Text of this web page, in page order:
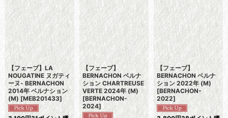
【フェーブ】LA
NOUGATINE ヌガティ
ーヌ- BERNACHON
2014年 ベルナション
(M) [MEB201433]
【フェーブ】
BERNACHON ベルナ
ション CHARTREUSE
VERTE 2024年 (M)
[BERNACHON-
2024]
【フェーブ】
BERNACHON ベルナ
ション 2022年 (M)
[BERNACHON-
2022]